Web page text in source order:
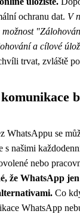
ochranu dat. V
možnost
a cílové
trvat, zvláště
WhatsAppu se
s našimi
nebo
že WhatsApp
Co
WhatsApp